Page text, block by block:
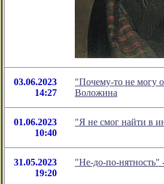
03.06.2023
14:27
"Почему-то не могу
Воложина
01.06.2023
10:40
"Я не смог найти в
31.05.2023
19:20
"Не-до-по-нятность"